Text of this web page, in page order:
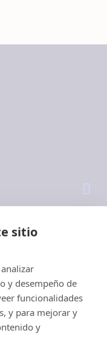
sitio
y desempeño de
funcionalidades
y para mejorar y
y